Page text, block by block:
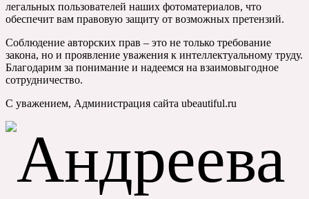
легальных пользователей наших фотоматериалов, что
обеспечит вам правовую защиту от возможных претензий.
Соблюдение авторских прав – это не только требование
закона, но и проявление уважения к интеллектуальному труду.
Благодарим за понимание и надеемся на взаимовыгодное
сотрудничество.
С уважением, Администрация сайта ubeautiful.ru